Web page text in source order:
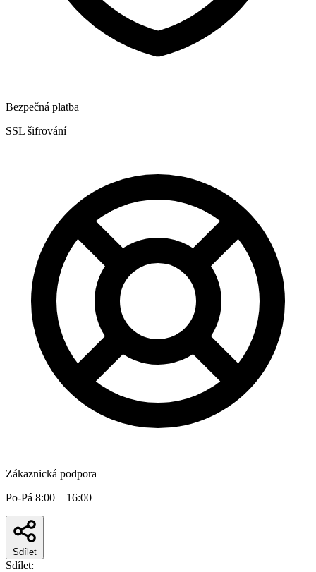
Bezpečná platba
SSL šifrování
Zákaznická podpora
Po-Pá 8:00 – 16:00
Sdílet
Sdílet: